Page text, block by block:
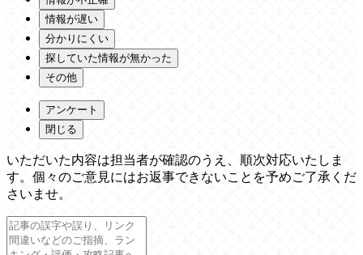
情報が遅い
分かりにくい
探していた情報が無かった
その他
アンケート
閉じる
いただいた内容は担当者が確認のうえ、順次対応いたしま
す。個々のご意見にはお返事できないことを予めご了承くだ
さいませ。